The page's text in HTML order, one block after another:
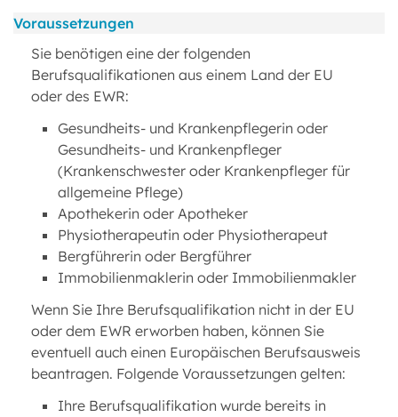
Voraussetzungen
Sie benötigen eine der folgenden
Berufsqualifikationen aus einem Land der EU
oder des EWR:
Gesundheits- und Krankenpflegerin oder
Gesundheits- und Krankenpfleger
(Krankenschwester oder Krankenpfleger für
allgemeine Pflege)
Apothekerin oder Apotheker
Physiotherapeutin oder Physiotherapeut
Bergführerin oder Bergführer
Immobilienmaklerin oder Immobilienmakler
Wenn Sie Ihre Berufsqualifikation nicht in der EU
oder dem EWR erworben haben, können Sie
eventuell auch einen Europäischen Berufsausweis
beantragen. Folgende Voraussetzungen gelten:
Ihre Berufsqualifikation wurde bereits in